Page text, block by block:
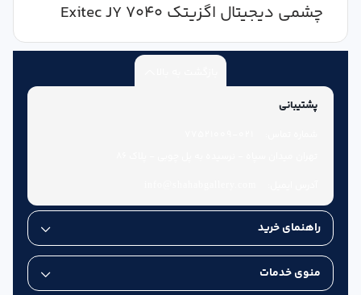
چشمی دیجیتال اگزیتک Exitec JY 7040
پشتیبانی
راهنمای خرید
منوی خدمات